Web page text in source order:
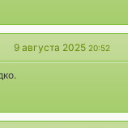
9 августа 2025 20:52